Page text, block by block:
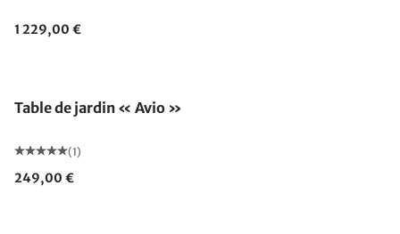
1 229,00 €
Table de jardin « Avio »
(1)
249,00 €